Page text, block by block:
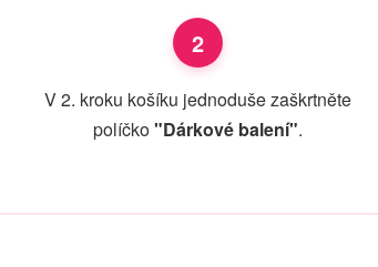
2
V 2. kroku košíku jednoduše zaškrtněte
políčko"Dárkové balení".